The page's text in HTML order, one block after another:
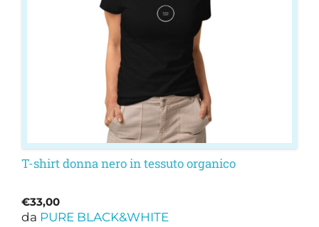
T-shirt donna nero in tessuto organico
€33,00
da PURE BLACK&WHITE